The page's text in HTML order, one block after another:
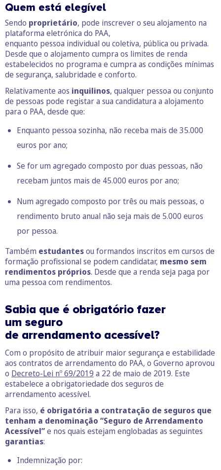
Quem está elegível
Sendo proprietário, pode inscrever o seu alojamento na
plataforma eletrónica do PAA,
enquanto pessoa individual ou coletiva, pública ou privada.
Desde que o alojamento cumpra os limites de renda
estabelecidos no programa e cumpra as condições mínimas
de segurança, salubridade e conforto.
Relativamente aos inquilinos, qualquer pessoa ou conjunto
de pessoas pode registar a sua candidatura a alojamento
para o PAA, desde que:
Enquanto pessoa sozinha, não receba mais de 35.000
euros por ano;
Se for um agregado composto por duas pessoas, não
recebam juntos mais de 45.000 euros por ano;
Num agregado composto por três ou mais pessoas, o
rendimento bruto anual não seja mais de 5.000 euros
por pessoa.
Também estudantesou formandos inscritos em cursos de
formação profissional se podem candidatar, mesmo sem
rendimentos próprios. Desde que a renda seja paga por
uma pessoa com rendimentos.
Sabia que é obrigatório fazer
um seguro
de arrendamento acessível?
Com o propósito de atribuir maior segurança e estabilidade
aos contratos de arrendamento do PAA, o Governo aprovou
o Decreto-Lei nº 69/2019 a 22 de maio de 2019. Este
estabelece a obrigatoriedade dos seguros de
arrendamento acessível.
Para isso, é obrigatória a contratação de seguros que
tenham a denominação “Seguro de Arrendamento
Acessível”e nos quais estejam englobadas as seguintes
garantias:
Indemnização por: